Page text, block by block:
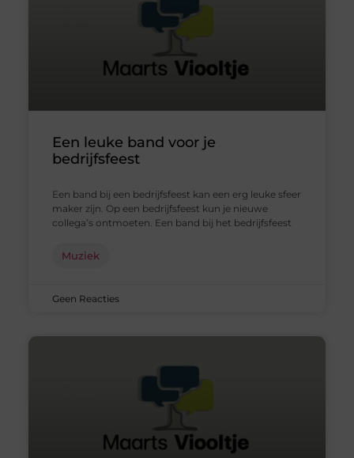
Een leuke band voor je
bedrijfsfeest
Een band bij een bedrijfsfeest kan een erg leuke sfeer
maker zijn. Op een bedrijfsfeest kun je nieuwe
collega’s ontmoeten. Een band bij het bedrijfsfeest
Muziek
Geen Reacties